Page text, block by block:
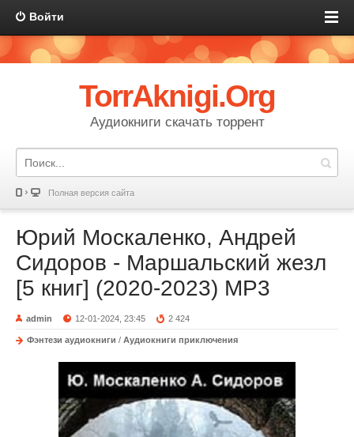
Войти
TorrAknigi.Org
Аудиокниги скачать торрент
Полная версия сайта
Юрий Москаленко, Андрей
Сидоров - Маршальский жезл
[5 книг] (2020-2023) МР3
admin 12-01-2024, 23:45 2 424
Фэнтези аудиокниги / Аудиокниги приключения